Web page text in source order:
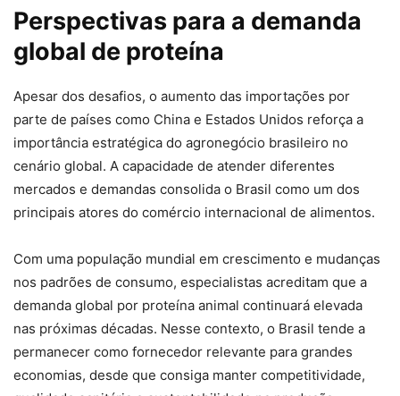
Perspectivas para a demanda
global de proteína
Apesar dos desafios, o aumento das importações por
parte de países como China e Estados Unidos reforça a
importância estratégica do agronegócio brasileiro no
cenário global. A capacidade de atender diferentes
mercados e demandas consolida o Brasil como um dos
principais atores do comércio internacional de alimentos.
Com uma população mundial em crescimento e mudanças
nos padrões de consumo, especialistas acreditam que a
demanda global por proteína animal continuará elevada
nas próximas décadas. Nesse contexto, o Brasil tende a
permanecer como fornecedor relevante para grandes
economias, desde que consiga manter competitividade,